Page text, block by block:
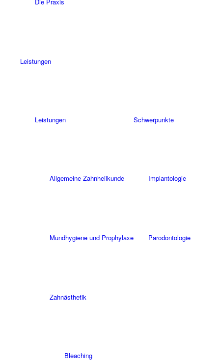
Leistungen
Leistungen
Allgemeine Zahnheilkunde
Mundhygiene und Prophylaxe
Zahnästhetik
Bleaching
Schwerpunkte
Implantologie
Parodontologie